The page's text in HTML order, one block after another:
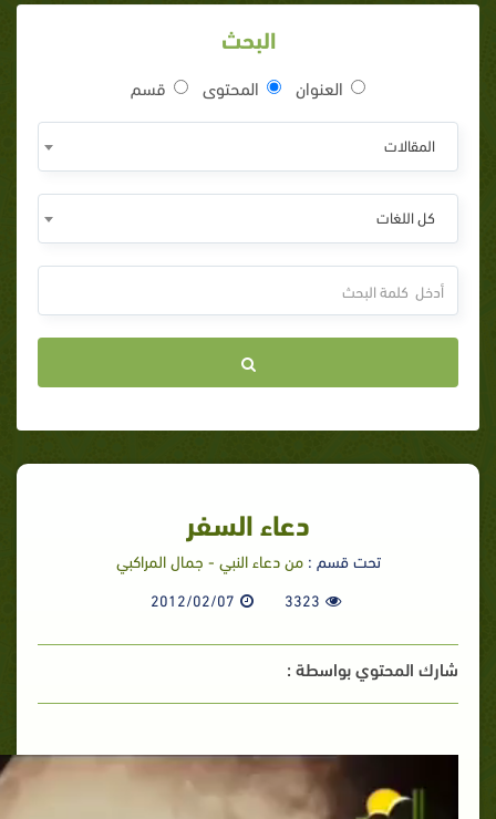
البحث
العنوان المحتوى قسم
المقالات
كل اللغات
دعاء السفر
تحت قسم :من دعاء النبي - جمال المراكبي
3323
2012/02/07
شارك المحتوي بواسطة :